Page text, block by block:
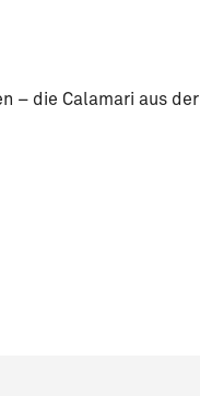
– die Calamari aus der